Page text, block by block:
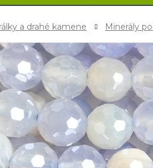
a drahé kamene Minerály